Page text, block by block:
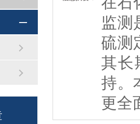
监测
硫测
其长
持。
更全